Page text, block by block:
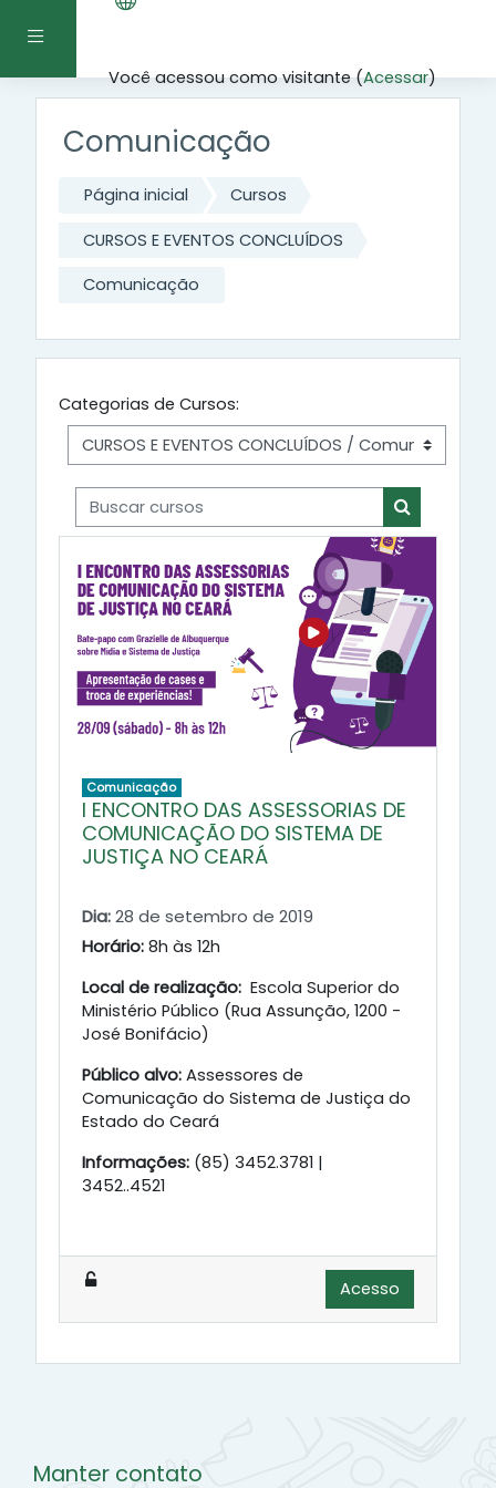
Painel lateral
Você acessou como visitante (Acessar)
Ir para o conteúdo principal
Comunicação
Página inicial Cursos
CURSOS E EVENTOS CONCLUÍDOS
Comunicação
Categorias de Cursos:
Buscar cursos
Buscar
Comunicação
I ENCONTRO DAS ASSESSORIAS DE
COMUNICAÇÃO DO SISTEMA DE
JUSTIÇA NO CEARÁ
Dia:28 de setembro de 2019
Horário: 8h às 12h
Local de realização: Escola Superior do
Ministério Público (Rua Assunção, 1200 -
José Bonifácio)
Público alvo: Assessores de
Comunicação do Sistema de Justiça do
Estado do Ceará
Informações: (85) 3452.3781 |
3452..4521
Acesso
Manter contato